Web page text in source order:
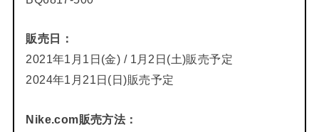
販売日：
2021年1月1日(金) / 1月2日(土)販売予定
2024年1月21日(日)販売予定
Nike.com販売方法：